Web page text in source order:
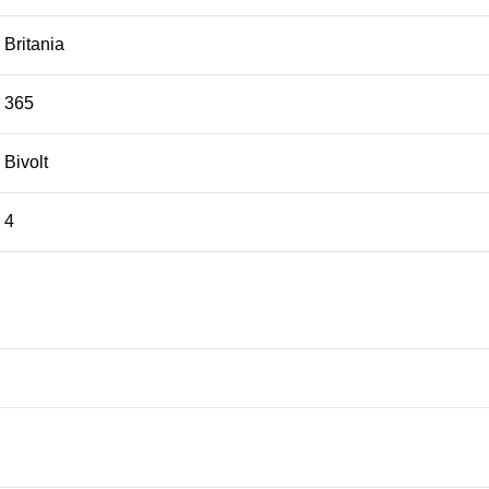
Britania
365
Bivolt
4